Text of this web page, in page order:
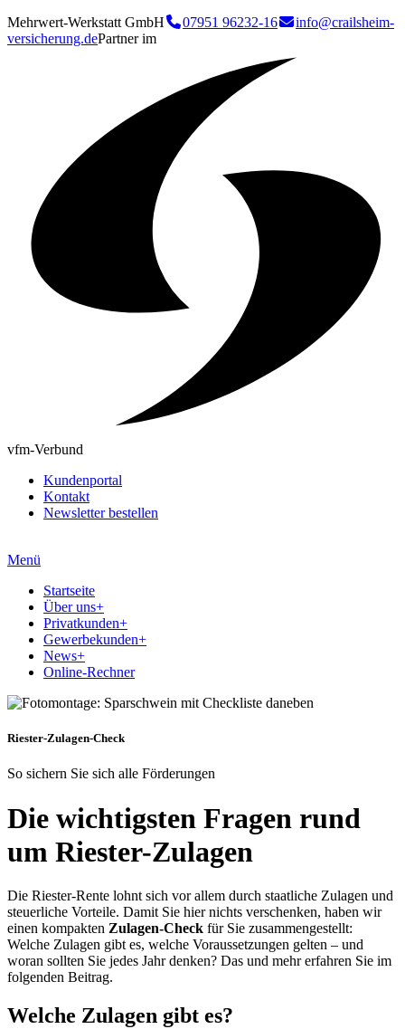
Mehrwert-Werkstatt GmbH 07951 96232-16
info@crailsheim-
versicherung.dePartner im
vfm-Verbund
Kundenportal
Kontakt
Newsletter bestellen
Menü
Startseite
Über uns+
Privatkunden+
Gewerbekunden+
News+
Online-Rechner
Riester-Zulagen-Check
So sichern Sie sich alle Förderungen
Die wichtigsten Fragen rund
um Riester-Zulagen
Die Riester-Rente lohnt sich vor allem durch staatliche Zulagen und
steuerliche Vorteile. Damit Sie hier nichts verschenken, haben wir
einen kompakten Zulagen-Check für Sie zusammengestellt:
Welche Zulagen gibt es, welche Voraussetzungen gelten – und
woran sollten Sie jedes Jahr denken? Das und mehr erfahren Sie im
folgenden Beitrag.
Welche Zulagen gibt es?